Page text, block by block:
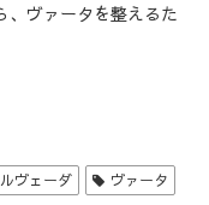
、ヴァータを整えるた
ヴェーダ
ヴァータ